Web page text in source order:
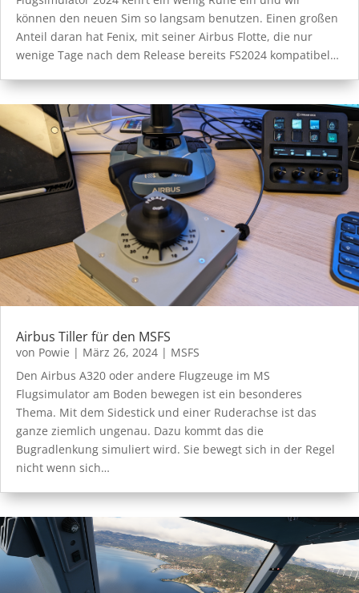
können den neuen Sim so langsam benutzen. Einen großen
Anteil daran hat Fenix, mit seiner Airbus Flotte, die nur
wenige Tage nach dem Release bereits FS2024 kompatibel…
Airbus Tiller für den MSFS
von Powie | März 26, 2024 | MSFS
Den Airbus A320 oder andere Flugzeuge im MS
Flugsimulator am Boden bewegen ist ein besonderes
Thema. Mit dem Sidestick und einer Ruderachse ist das
ganze ziemlich ungenau. Dazu kommt das die
Bugradlenkung simuliert wird. Sie bewegt sich in der Regel
nicht wenn sich…